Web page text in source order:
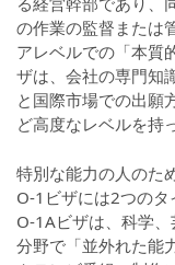
の作業の監督または
アレベルでの「本質
ザは、会社の専門知
と国際市場での出願
ど高度なレベルを持
特別な能力の人のた
O-1ビザには2つのタ
O-1Aビザは、科学
分野で「並外れた能